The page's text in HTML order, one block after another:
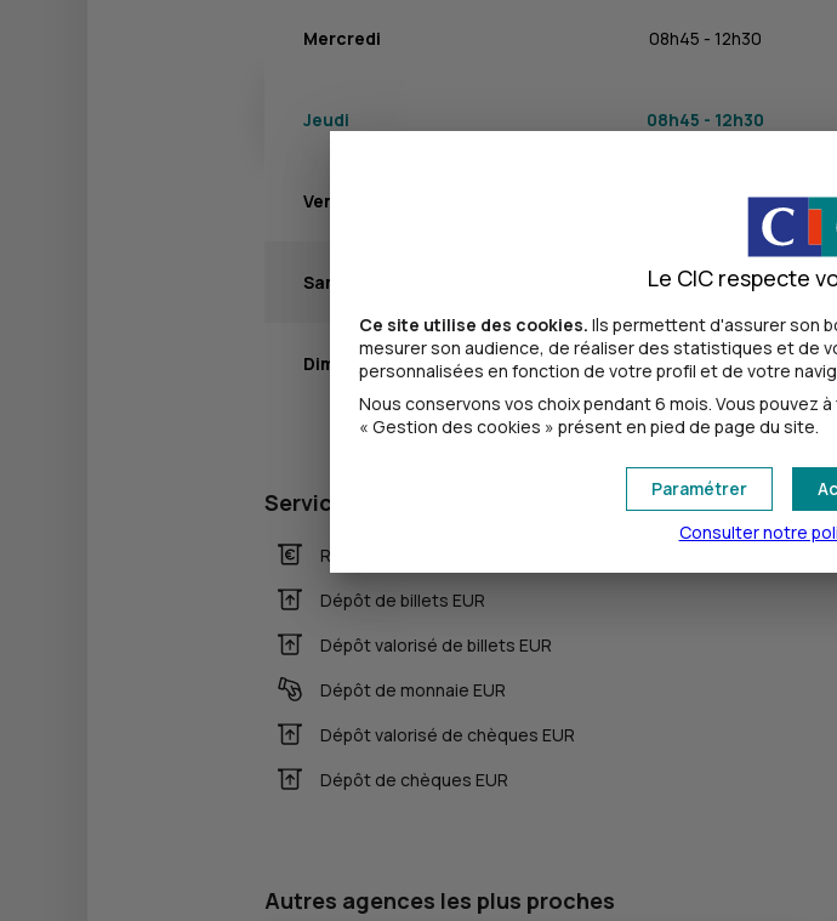
Mercredi 08h45 - 12h30
Jeudi 08h45 - 12h30
Vendredi 08h45 - 12h30
Samedi 08h30 - 13h00
Dimanche Fermé
Services
Retrait de billets EUR
Dépôt de billets EUR
Dépôt valorisé de billets EUR
Dépôt de monnaie EUR
Dépôt valorisé de chèques EUR
Dépôt de chèques EUR
Autres agences les plus proches
Le CIC respecte
Ce site utilise des cookies. Ils permettent d'assurer son
mesurer son audience, de réaliser des statistiques et de
personnalisées en fonction de votre profil et de votre
Nous conservons vos choix pendant 6 mois. Vous pouvez
« Gestion des cookies » présent en pied de page du site.
Paramétrer
Consulter notre